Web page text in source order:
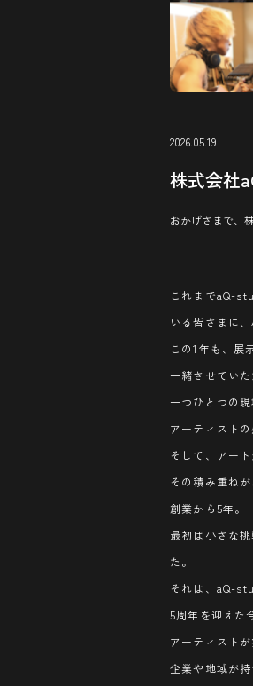
2026.05.19
株式会社
おかげさまで、
これまでaQ-
いる皆さまに
この1年も、展
一緒させていた
一つひとつの
アーティスト
そして、アー
その積み重ね
創業から5年。
最初は小さな
た。
それは、aQ-
5周年を迎えた
アーティスト
企業や地域が持